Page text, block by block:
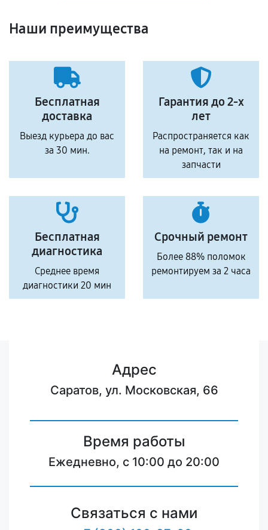
Наши преимущества
Бесплатная
доставка
Выезд курьера до вас
за 30 мин.
Гарантия до 2-х
лет
Распространяется как
на ремонт, так и на
запчасти
Бесплатная
диагностика
Среднее время
диагностики 20 мин
Срочный ремонт
Более 88% поломок
ремонтируем за 2 часа
Адрес
Саратов, ул. Московская, 66
Время работы
Ежедневно, с 10:00 до 20:00
Связаться с нами